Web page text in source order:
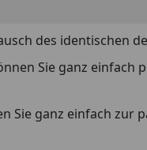
des identischen
Sie ganz
ganz einfach zur